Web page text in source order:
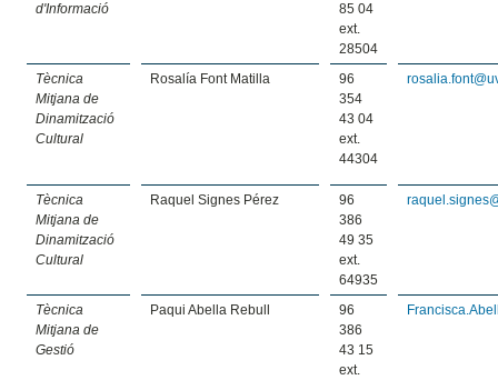
d'Informació
85 04
ext.
28504
Tècnica
Mitjana de
Dinamització
Cultural
Rosalía Font Matilla
96
354
43 04
ext.
44304
Tècnica
Mitjana de
Dinamització
Cultural
Raquel Signes Pérez
96
386
49 35
ext.
64935
Tècnica
Mitjana de
Gestió
Paqui Abella Rebull
96
386
43 15
ext.